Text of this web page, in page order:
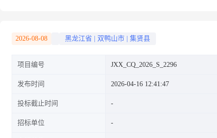
2026-08-08 黑龙江省 双鸭山市 集贤县
项目编号 JXX_CQ_2026_S_2296
发布时间 2026-04-16 12:41:47
投标截止时间
招标单位